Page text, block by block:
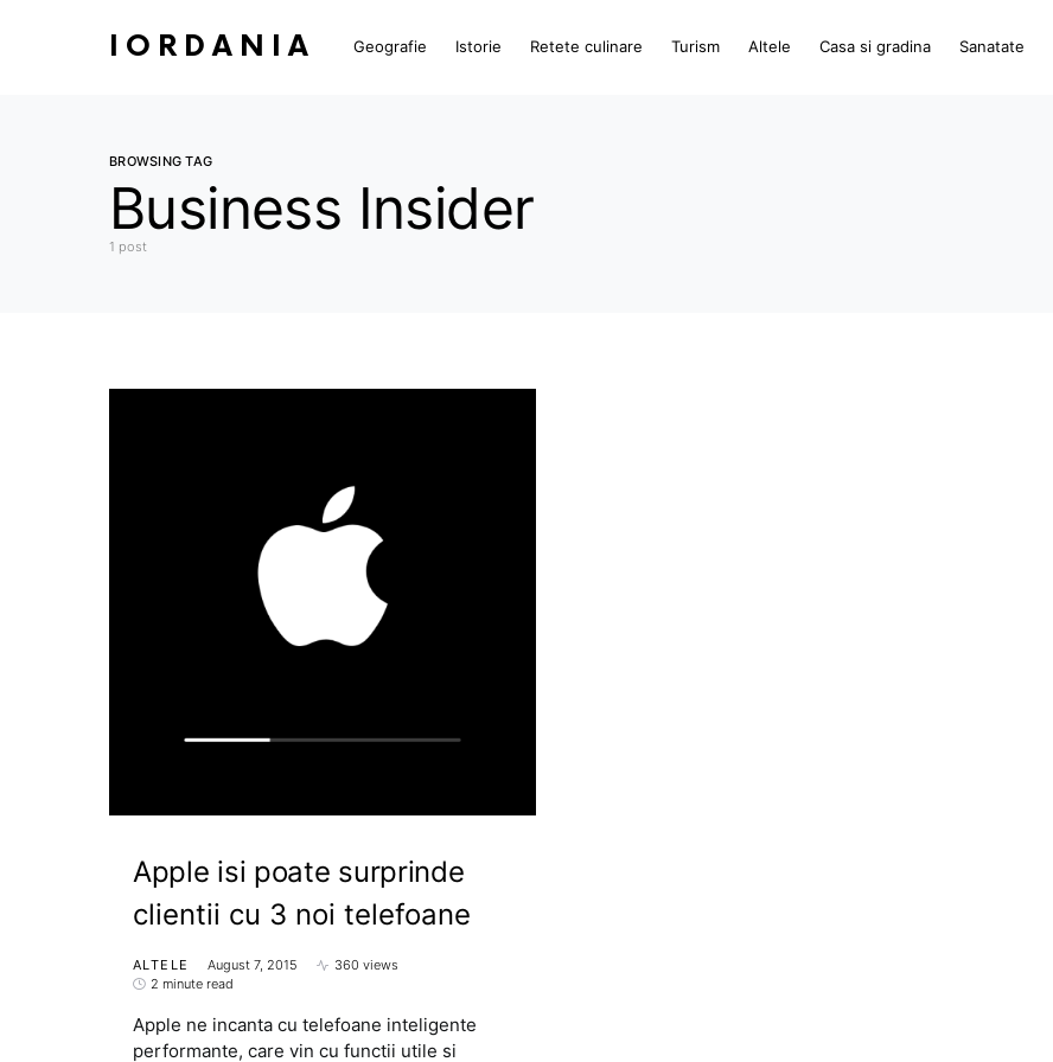
IORDANIA Geografie Istorie Retete culinare Turism Altele Casa si gradina Sanatate
BROWSING TAG
Business Insider
1 post
Apple isi poate surprinde
clientii cu 3 noi telefoane
ALTELE August 7, 2015
360 views
2 minute read
Apple ne incanta cu telefoane inteligente
performante, care vin cu functii utile si